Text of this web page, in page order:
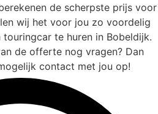
de scherpste prijs voor
wij het voor jou zo voordelig
te huren in Bobeldijk.
de offerte nog vragen? Dan
contact met jou op!